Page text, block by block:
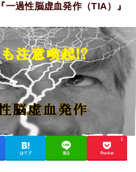
一過性脳虚血発作（TIA）』
はてブ 送る Pocket
1